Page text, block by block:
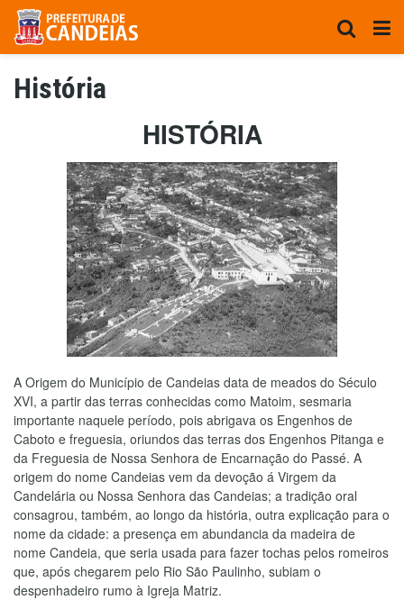
História
HISTÓRIA
A Origem do Município de Candeias data de meados do Século
XVI, a partir das terras conhecidas como Matoim, sesmaria
importante naquele período, pois abrigava os Engenhos de
Caboto e freguesia, oriundos das terras dos Engenhos Pitanga e
da Freguesia de Nossa Senhora de Encarnação do Passé. A
origem do nome Candeias vem da devoção á Virgem da
Candelária ou Nossa Senhora das Candeias; a tradição oral
consagrou, também, ao longo da história, outra explicação para o
nome da cidade: a presença em abundancia da madeira de
nome Candeia, que seria usada para fazer tochas pelos romeiros
que, após chegarem pelo Rio São Paulinho, subiam o
despenhadeiro rumo à Igreja Matriz.